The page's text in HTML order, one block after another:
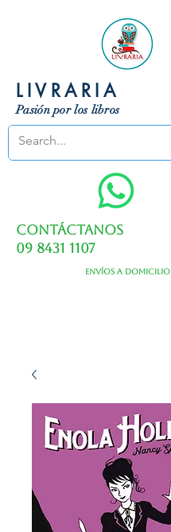
LIVRARIA
Pasión por los libros
Contáctanos
09 8431 1107
Envíos a domicilio